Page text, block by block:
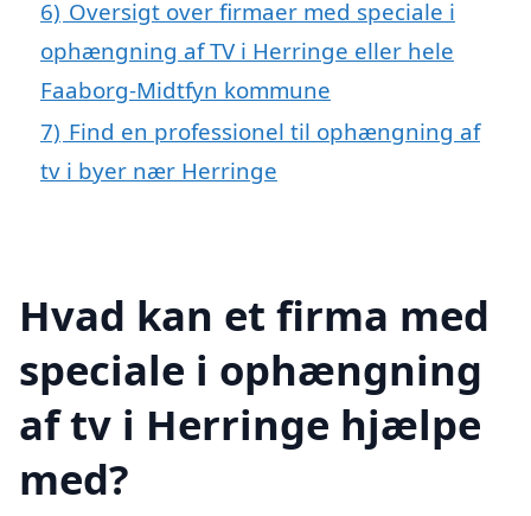
6) Oversigt over firmaer med speciale i
ophængning af TV i Herringe eller hele
Faaborg-Midtfyn kommune
7) Find en professionel til ophængning af
tv i byer nær Herringe
Hvad kan et firma med
speciale i ophængning
af tv i Herringe hjælpe
med?